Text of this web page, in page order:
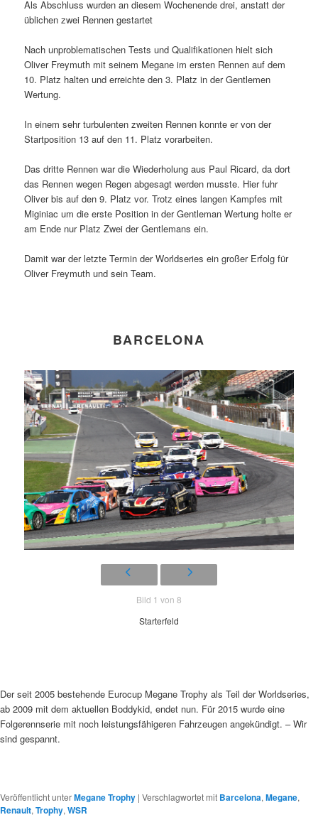
Als Abschluss wurden an diesem Wochenende drei, anstatt der
üblichen zwei Rennen gestartet
Nach unproblematischen Tests und Qualifikationen hielt sich
Oliver Freymuth mit seinem Megane im ersten Rennen auf dem
10. Platz halten und erreichte den 3. Platz in der Gentlemen
Wertung.
In einem sehr turbulenten zweiten Rennen konnte er von der
Startposition 13 auf den 11. Platz vorarbeiten.
Das dritte Rennen war die Wiederholung aus Paul Ricard, da dort
das Rennen wegen Regen abgesagt werden musste. Hier fuhr
Oliver bis auf den 9. Platz vor. Trotz eines langen Kampfes mit
Miginiac um die erste Position in der Gentleman Wertung holte er
am Ende nur Platz Zwei der Gentlemans ein.
Damit war der letzte Termin der Worldseries ein großer Erfolg für
Oliver Freymuth und sein Team.
BARCELONA
Bild 1 von 8
Starterfeld
Der seit 2005 bestehende Eurocup Megane Trophy als Teil der Worldseries,
ab 2009 mit dem aktuellen Boddykid, endet nun. Für 2015 wurde eine
Folgerennserie mit noch leistungsfähigeren Fahrzeugen angekündigt. – Wir
sind gespannt.
Veröffentlicht unterMegane Trophy | Verschlagwortet mit Barcelona, Megane,
Renault, Trophy, WSR